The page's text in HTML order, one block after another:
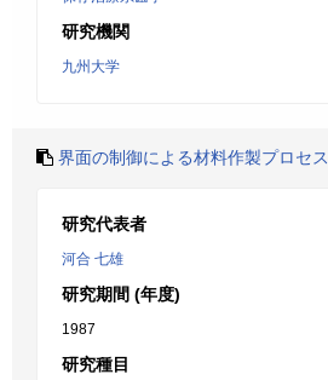
研究機関
九州大学
界面の制御による材料作製プロセス
研究代表者
河合 七雄
研究期間 (年度)
1987
研究種目